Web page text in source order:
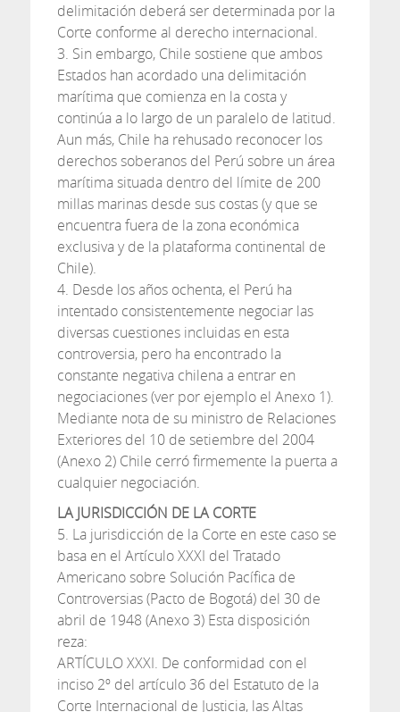
delimitación deberá ser determinada por la
Corte conforme al derecho internacional.
3. Sin embargo, Chile sostiene que ambos
Estados han acordado una delimitación
marítima que comienza en la costa y
continúa a lo largo de un paralelo de latitud.
Aun más, Chile ha rehusado reconocer los
derechos soberanos del Perú sobre un área
marítima situada dentro del límite de 200
millas marinas desde sus costas (y que se
encuentra fuera de la zona económica
exclusiva y de la plataforma continental de
Chile).
4. Desde los años ochenta, el Perú ha
intentado consistentemente negociar las
diversas cuestiones incluidas en esta
controversia, pero ha encontrado la
constante negativa chilena a entrar en
negociaciones (ver por ejemplo el Anexo 1).
Mediante nota de su ministro de Relaciones
Exteriores del 10 de setiembre del 2004
(Anexo 2) Chile cerró firmemente la puerta a
cualquier negociación.
LA JURISDICCIÓN DE LA CORTE
5. La jurisdicción de la Corte en este caso se
basa en el Artículo XXXI del Tratado
Americano sobre Solución Pacífica de
Controversias (Pacto de Bogotá) del 30 de
abril de 1948 (Anexo 3) Esta disposición
reza:
ARTÍCULO XXXI. De conformidad con el
inciso 2º del artículo 36 del Estatuto de la
Corte Internacional de Justicia, las Altas